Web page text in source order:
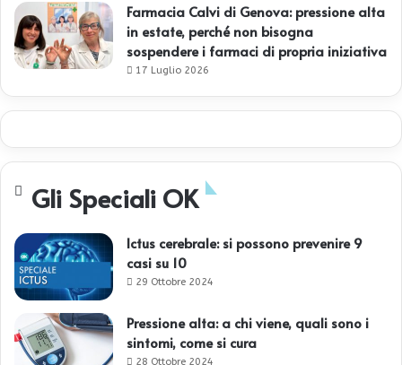
Farmacia Calvi di Genova: pressione alta
in estate, perché non bisogna
sospendere i farmaci di propria iniziativa
17 Luglio 2026
Gli Speciali OK
Ictus cerebrale: si possono prevenire 9
casi su 10
29 Ottobre 2024
Pressione alta: a chi viene, quali sono i
sintomi, come si cura
28 Ottobre 2024